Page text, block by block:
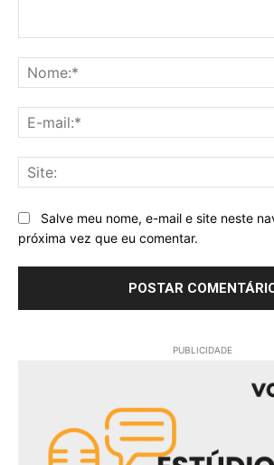
Salve meu nome, e-mail e site neste
próxima vez que eu comentar.
PUBLICIDADE